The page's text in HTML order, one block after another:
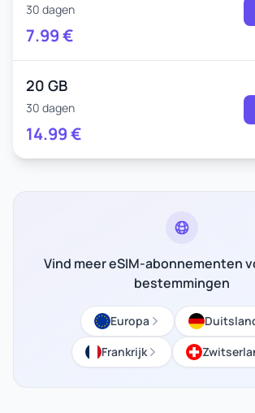
30 dagen
7.99€
20 GB
30 dagen
14.99€
Vind meer eSIM-abonnementen
bestemmingen
Europa
Frankrijk